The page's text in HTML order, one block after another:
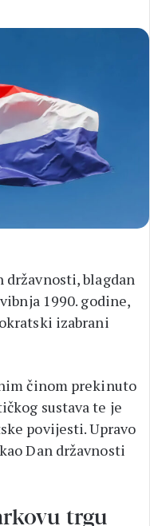
državnosti, blagdan
1990. godine,
izabrani
činom prekinuto
sustava te je
povijesti. Upravo
Dan državnosti
trgu